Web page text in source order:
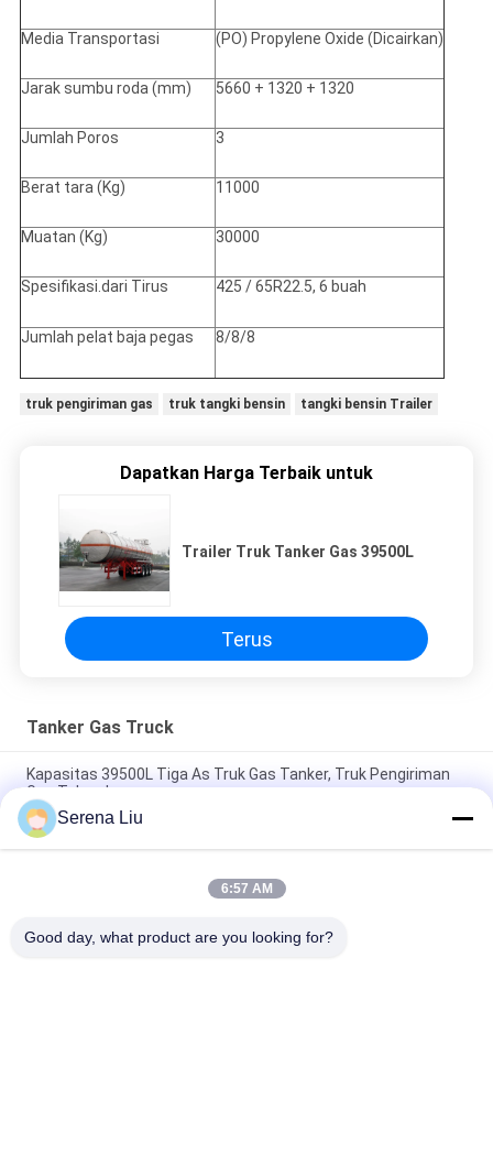
Media Transportasi (PO) Propylene Oxide (Dicairkan)
Jarak sumbu roda (mm) 5660 + 1320 + 1320
Jumlah Poros 3
Berat tara (Kg) 11000
Muatan (Kg) 30000
Spesifikasi.dari Tirus 425 / 65R22.5, 6 buah
Jumlah pelat baja pegas 8/8/8
truk pengiriman gas truk tangki bensin tangki bensin Trailer
Dapatkan Harga Terbaik untuk
Trailer Truk Tanker Gas 39500L
Terus
Tanker Gas Truck
Kapasitas 39500L Tiga As Truk Gas Tanker, Truk Pengiriman
Gas Tahan Lama
Truk Tanker Gas Cair Kapasitas Trailer Semi 36000L 3 As
Tinggi Efektif
Truk Tangki Gas Double Layered 56000L 3x13T FUWA Alxe
Serena Liu
6:57 AM
Good day, what product are you looking for?